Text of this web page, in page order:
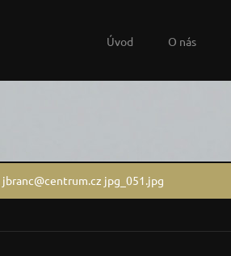
Úvod O nás
jpg_051.jpg